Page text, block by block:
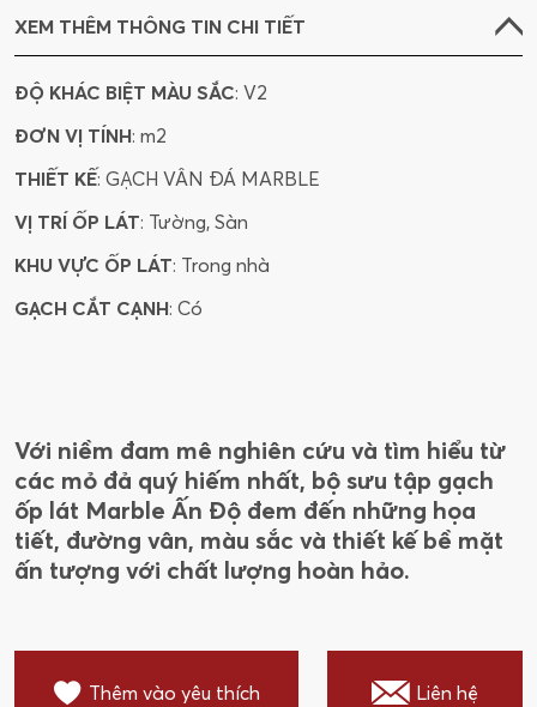
48MACAMA 48CABEMA
80SUMAGRMA 48SUMAMIC
48SUMA 816NATR
816TRMU 816TRMUMA
612TRSTGR 612TRSTGRMA
48NATR 48NATRMA 48TRSTGR
48TRSTGRMA 612LOGRGL
XEM THÊM THÔNG TIN CHI TIẾT
ĐỘ KHÁC BIỆT MÀU SẮC: V2
ĐƠN VỊ TÍNH: m2
THIẾT KẾ: GẠCH VÂN ĐÁ MARBLE
VỊ TRÍ ỐP LÁT: Tường, Sàn
KHU VỰC ỐP LÁT: Trong nhà
GẠCH CẮT CẠNH: Có
Với niềm đam mê nghiên cứu và tìm hiểu từ
các mỏ đả quý hiếm nhất, bộ sưu tập gạch
ốp lát Marble Ấn Độ đem đến những họa
tiết, đường vân, màu sắc và thiết kế bề mặt
ấn tượng với chất lượng hoàn hảo.
Thêm vào yêu thích Liên hệ